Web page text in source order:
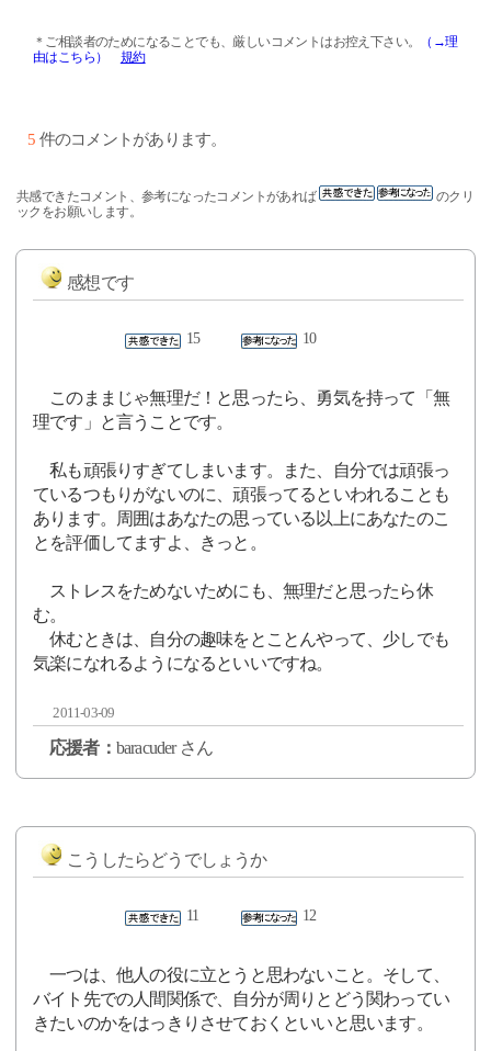
＊ご相談者のためになることでも、厳しいコメントはお控え下さい。
（→理
由はこちら）
規約
5 件のコメントがあります。
共感できたコメント、参考になったコメントがあれば
のクリ
ックをお願いします。
感想です
15 10
このままじゃ無理だ！と思ったら、勇気を持って「無
理です」と言うことです。
私も頑張りすぎてしまいます。また、自分では頑張っ
ているつもりがないのに、頑張ってるといわれることも
あります。周囲はあなたの思っている以上にあなたのこ
とを評価してますよ、きっと。
ストレスをためないためにも、無理だと思ったら休
む。
休むときは、自分の趣味をとことんやって、少しでも
気楽になれるようになるといいですね。
2011-03-09
応援者： baracuder さん
こうしたらどうでしょうか
11 12
一つは、他人の役に立とうと思わないこと。そして、
バイト先での人間関係で、自分が周りとどう関わってい
きたいのかをはっきりさせておくといいと思います。